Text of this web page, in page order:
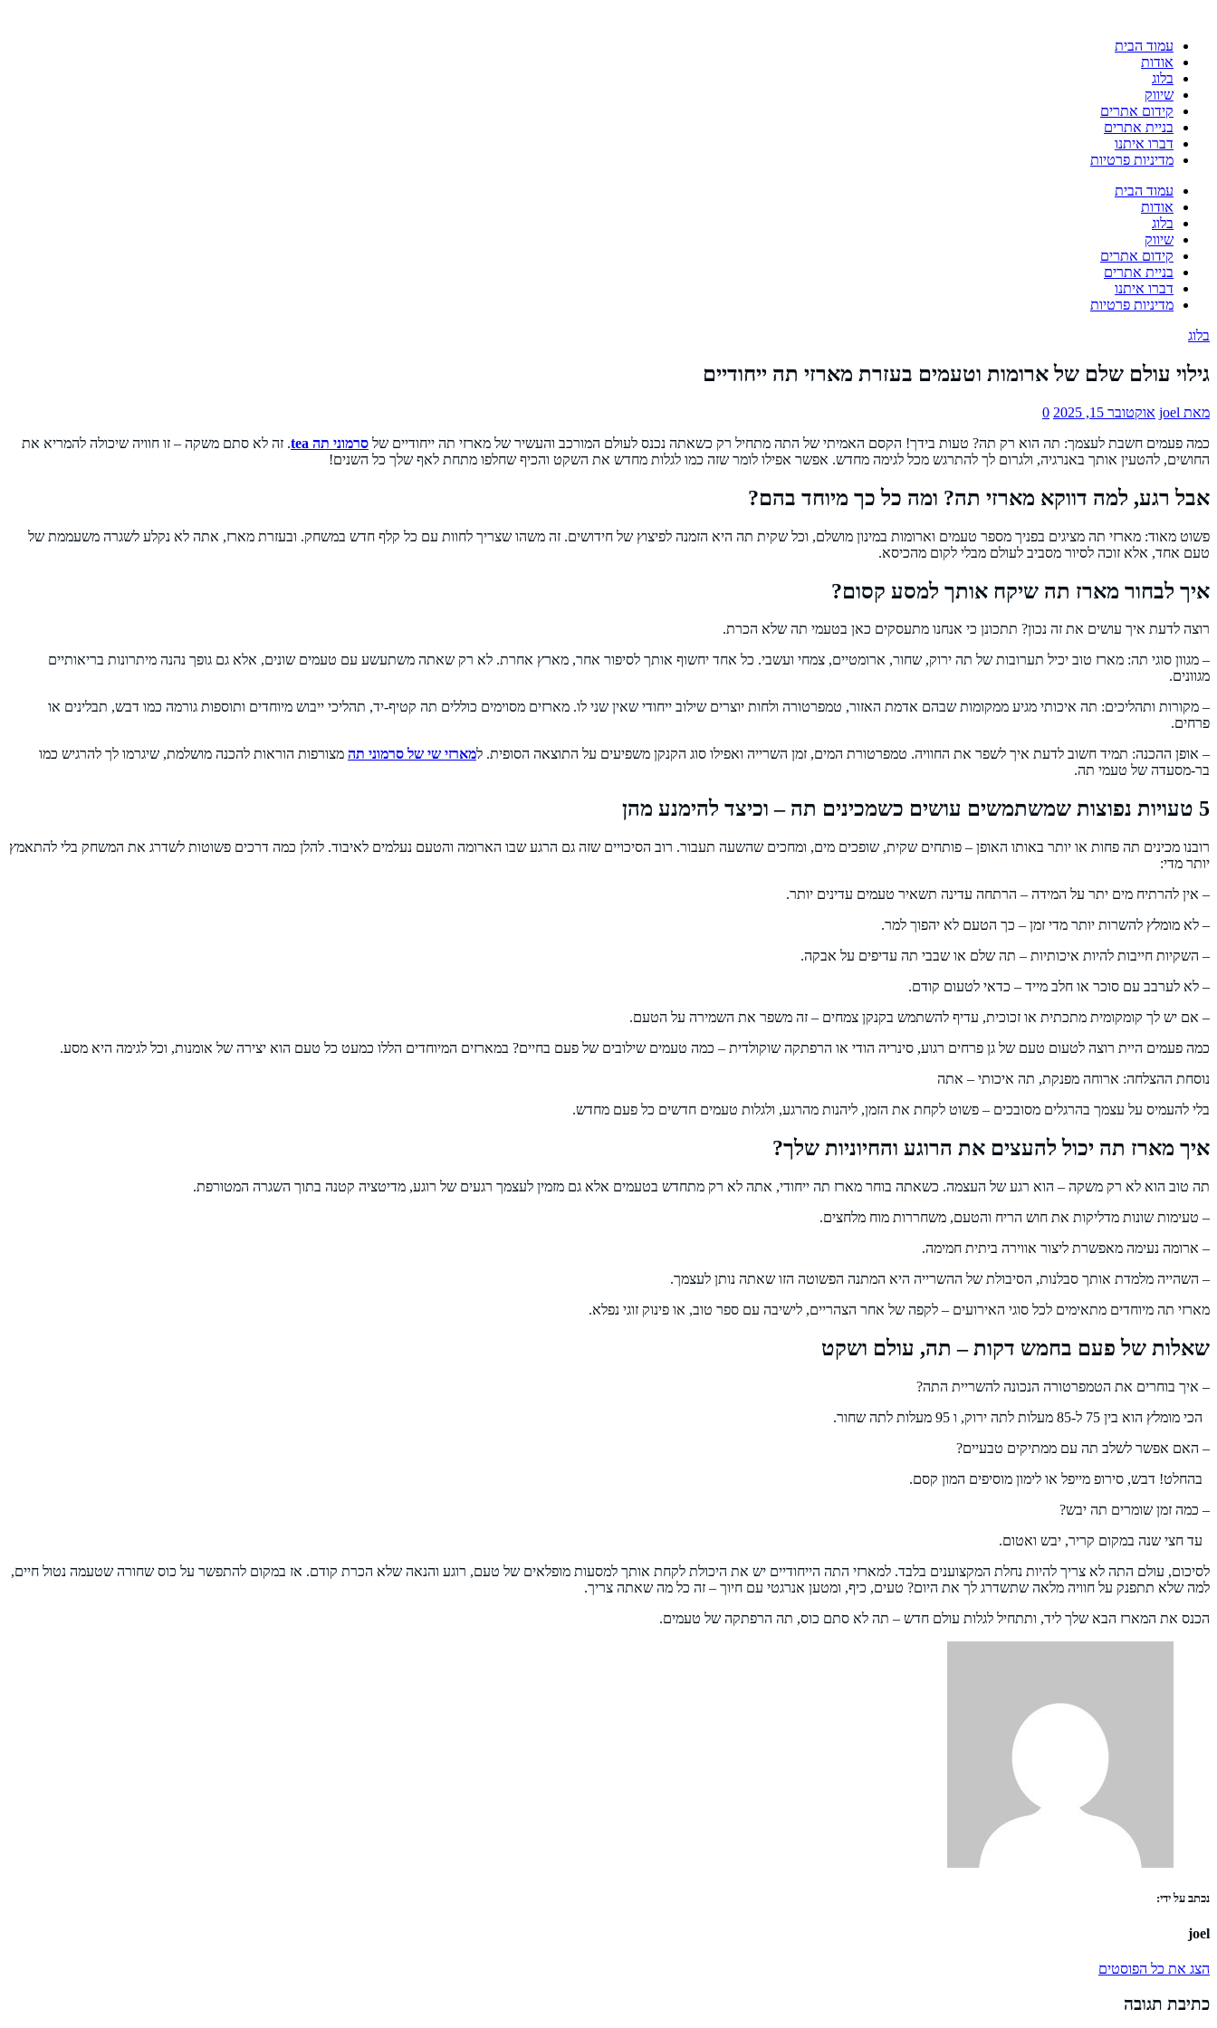
עמוד הבית
אודות
בלוג
שיווק
קידום אתרים
בניית אתרים
דברו איתנו
מדיניות פרטיות
עמוד הבית
אודות
בלוג
שיווק
קידום אתרים
בניית אתרים
דברו איתנו
מדיניות פרטיות
בלוג
גילוי עולם שלם של ארומות וטעמים בעזרת מארזי תה ייחודיים
מאת joel אוקטובר 15, 2025
0
כמה פעמים חשבת לעצמך: תה הוא רק תה? טעות בידך! הקסם האמיתי של התה מתחיל רק כשאתה נכנס לעולם המורכב והעשיר של מארזי תה ייחודיים של סרמוני תה tea
. זה לא סתם משקה – זו חוויה שיכולה להמריא את
החושים, להטעין אותך באנרגיה, ולגרום לך להתרגש מכל לגימה מחדש. אפשר אפילו לומר שזה כמו לגלות מחדש את השקט והכיף שחלפו מתחת לאף שלך כל השנים!
אבל רגע, למה דווקא מארזי תה? ומה כל כך מיוחד בהם?
פשוט מאוד: מארזי תה מציגים בפניך מספר טעמים וארומות במינון מושלם, וכל שקית תה היא הזמנה לפיצוץ של חידושים. זה משהו שצריך לחוות עם כל קלף חדש במשחק. ובעזרת מארז, אתה לא נקלע לשגרה משעממת של
טעם אחד, אלא זוכה לסיור מסביב לעולם מבלי לקום מהכיסא.
איך לבחור מארז תה שיקח אותך למסע קסום?
רוצה לדעת איך עושים את זה נכון? תתכונן כי אנחנו מתעסקים כאן בטעמי תה שלא הכרת.
– מגוון סוגי תה: מארז טוב יכיל תערובות של תה ירוק, שחור, ארומטיים, צמחי ועשבי. כל אחד יחשוף אותך לסיפור אחר, מארץ אחרת. לא רק שאתה משתעשע עם טעמים שונים, אלא גם גופך נהנה מיתרונות בריאותיים
מגוונים.
– מקורות ותהליכים: תה איכותי מגיע ממקומות שבהם אדמת האזור, טמפרטורה ולחות יוצרים שילוב ייחודי שאין שני לו. מארזים מסוימים כוללים תה קטיף-יד, תהליכי ייבוש מיוחדים ותוספות גורמה כמו דבש, תבלינים או
פרחים.
– אופן ההכנה: תמיד חשוב לדעת איך לשפר את החוויה. טמפרטורת המים, זמן השרייה ואפילו סוג הקנקן משפיעים על התוצאה הסופית. למארזי שי של סרמוני תה מצורפות הוראות להכנה מושלמת, שיגרמו לך להרגיש כמו
בר-מסעדה של טעמי תה.
5 טעויות נפוצות שמשתמשים עושים כשמכינים תה – וכיצד להימנע מהן
רובנו מכינים תה פחות או יותר באותו האופן – פותחים שקית, שופכים מים, ומחכים שהשעה תעבור. רוב הסיכויים שזה גם הרגע שבו הארומה והטעם נעלמים לאיבוד. להלן כמה דרכים פשוטות לשדרג את המשחק בלי להתאמץ
יותר מדי:
– אין להרתיח מים יתר על המידה – הרתחה עדינה תשאיר טעמים עדינים יותר.
– לא מומלץ להשרות יותר מדי זמן – כך הטעם לא יהפוך למר.
– השקיות חייבות להיות איכותיות – תה שלם או שבבי תה עדיפים על אבקה.
– לא לערבב עם סוכר או חלב מייד – כדאי לטעום קודם.
– אם יש לך קומקומית מתכתית או זכוכית, עדיף להשתמש בקנקן צמחים – זה משפר את השמירה על הטעם.
כמה פעמים היית רוצה לטעום טעם של גן פרחים רגוע, סינריה הודי או הרפתקה שוקולדית – כמה טעמים שילובים של פעם בחיים? במארזים המיוחדים הללו כמעט כל טעם הוא יצירה של אומנות, וכל לגימה היא מסע.
נוסחת ההצלחה: ארוחה מפנקת, תה איכותי – אתה
בלי להעמיס על עצמך בהרגלים מסובכים – פשוט לקחת את הזמן, ליהנות מהרגע, ולגלות טעמים חדשים כל פעם מחדש.
איך מארז תה יכול להעצים את הרוגע והחיוניות שלך?
תה טוב הוא לא רק משקה – הוא רגע של העצמה. כשאתה בוחר מארז תה ייחודי, אתה לא רק מתחדש בטעמים אלא גם מזמין לעצמך רגעים של רוגע, מדיטציה קטנה בתוך השגרה המטורפת.
– טעימות שונות מדליקות את חוש הריח והטעם, משחררות מוח מלחצים.
– ארומה נעימה מאפשרת ליצור אווירה ביתית חמימה.
– השהייה מלמדת אותך סבלנות, הסיבולת של ההשרייה היא המתנה הפשוטה הזו שאתה נותן לעצמך.
מארזי תה מיוחדים מתאימים לכל סוגי האירועים – לקפה של אחר הצהריים, לישיבה עם ספר טוב, או פינוק זוגי נפלא.
שאלות של פעם בחמש דקות – תה, עולם ושקט
– איך בוחרים את הטמפרטורה הנכונה להשריית התה?
הכי מומלץ הוא בין 75 ל-85 מעלות לתה ירוק, ו 95 מעלות לתה שחור.
– האם אפשר לשלב תה עם ממתיקים טבעיים?
בהחלט! דבש, סירופ מייפל או לימון מוסיפים המון קסם.
– כמה זמן שומרים תה יבש?
עד חצי שנה במקום קריר, יבש ואטום.
לסיכום, עולם התה לא צריך להיות נחלת המקצוענים בלבד. למארזי התה הייחודיים יש את היכולת לקחת אותך למסעות מופלאים של טעם, רוגע והנאה שלא הכרת קודם. אז במקום להתפשר על כוס שחורה שטעמה נטול חיים,
למה שלא תתפנק על חוויה מלאה שתשדרג לך את היום? טעים, כיף, ומטען אנרגטי עם חיוך – זה כל מה שאתה צריך.
הכנס את המארז הבא שלך ליד, ותתחיל לגלות עולם חדש – תה לא סתם כוס, תה הרפתקה של טעמים.
נכתב על ידי:
joel
הצג את כל הפוסטים
כתיבת תגובה